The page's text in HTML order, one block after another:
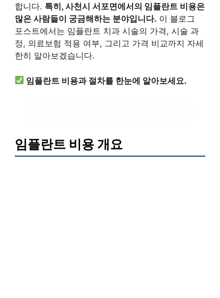
합니다. 특히, 사천시 서포면에서의 임플란트 비용은
많은 사람들이 궁금해하는 분야입니다. 이 블로그
포스트에서는 임플란트 치과 시술의 가격, 시술 과
정, 의료보험 적용 여부, 그리고 가격 비교까지 자세
한히 알아보겠습니다.
임플란트 비용과 절차를 한눈에 알아보세요.
임플란트 비용 개요